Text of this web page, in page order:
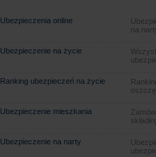
Ubezpieczenia online
na
Ubezpieczenie na życie
Ranking ubezpieczeń na życie
Ubezpieczenie mieszkania
Ubezpieczenie na narty